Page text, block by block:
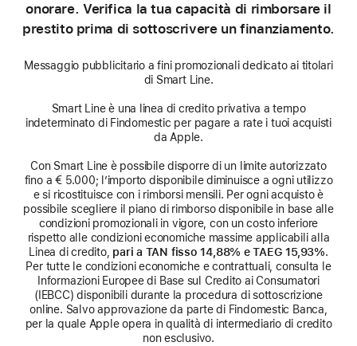
onorare. Verifica la tua capacità di rimborsare il
prestito prima di sottoscrivere un finanziamento.
Messaggio pubblicitario a fini promozionali dedicato ai titolari
di Smart Line.
Smart Line è una linea di credito privativa a tempo
indeterminato di Findomestic per pagare a rate i tuoi acquisti
da Apple.
Con Smart Line è possibile disporre di un limite autorizzato
fino a € 5.000; l’importo disponibile diminuisce a ogni utilizzo
e si ricostituisce con i rimborsi mensili. Per ogni acquisto è
possibile scegliere il piano di rimborso disponibile in base alle
condizioni promozionali in vigore, con un costo inferiore
rispetto alle condizioni economiche massime applicabili alla
Linea di credito, pari a TAN fisso 14,88% e TAEG 15,93%.
Per tutte le condizioni economiche e contrattuali, consulta le
Informazioni Europee di Base sul Credito ai Consumatori
(IEBCC) disponibili durante la procedura di sottoscrizione
online. Salvo approvazione da parte di Findomestic Banca,
per la quale Apple opera in qualità di intermediario di credito
non esclusivo.